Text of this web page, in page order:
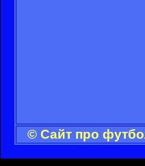
© Сайт про